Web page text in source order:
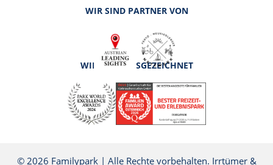
WIR SIND PARTNER VON
WIR SIND AUSGEZEICHNET
© 2026 Familypark | Alle Rechte vorbehalten. Irrtümer &